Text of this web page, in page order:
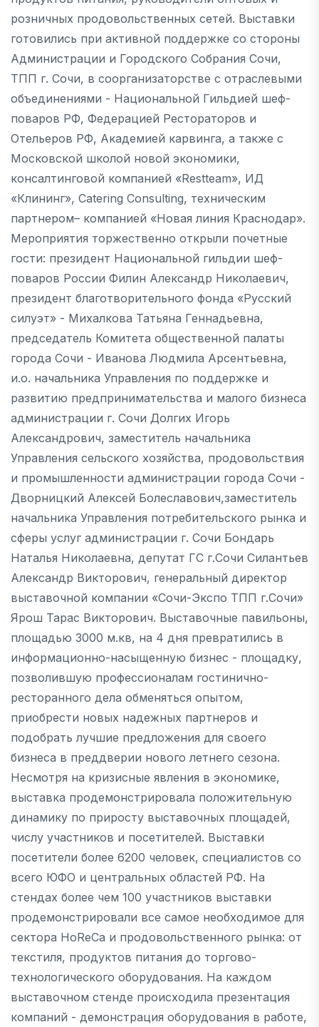
розничных продовольственных сетей. Выставки
готовились при активной поддержке со стороны
Администрации и Городского Собрания Сочи,
ТПП г. Сочи, в соорганизаторстве с отраслевыми
объединениями - Национальной Гильдией шеф-
поваров РФ, Федерацией Рестораторов и
Отельеров РФ, Академией карвинга, а также с
Московской школой новой экономики,
консалтинговой компанией «Restteam», ИД
«Клининг», Catering Consulting, техническим
партнером– компанией «Новая линия Краснодар».
Мероприятия торжественно открыли почетные
гости: президент Национальной гильдии шеф-
поваров России Филин Александр Николаевич,
президент благотворительного фонда «Русский
силуэт» - Михалкова Татьяна Геннадьевна,
председатель Комитета общественной палаты
города Сочи - Иванова Людмила Арсентьевна,
и.о. начальника Управления по поддержке и
развитию предпринимательства и малого бизнеса
администрации г. Сочи Долгих Игорь
Александрович, заместитель начальника
Управления сельского хозяйства, продовольствия
и промышленности администрации города Сочи -
Дворницкий Алексей Болеславович,заместитель
начальника Управления потребительского рынка и
сферы услуг администрации г. Сочи Бондарь
Наталья Николаевна, депутат ГС г.Сочи Силантьев
Александр Викторович, генеральный директор
выставочной компании «Сочи-Экспо ТПП г.Сочи»
Ярош Тарас Викторович. Выставочные павильоны,
площадью 3000 м.кв, на 4 дня превратились в
информационно-насыщенную бизнес - площадку,
позволившую профессионалам гостинично-
ресторанного дела обменяться опытом,
приобрести новых надежных партнеров и
подобрать лучшие предложения для своего
бизнеса в преддверии нового летнего сезона.
Несмотря на кризисные явления в экономике,
выставка продемонстрировала положительную
динамику по приросту выставочных площадей,
числу участников и посетителей. Выставки
посетители более 6200 человек, специалистов со
всего ЮФО и центральных областей РФ. На
стендах более чем 100 участников выставки
продемонстрировали все самое необходимое для
сектора HoReCa и продовольственного рынка: от
текстиля, продуктов питания до торгово-
технологического оборудования. На каждом
выставочном стенде происходила презентация
компаний - демонстрация оборудования в работе,